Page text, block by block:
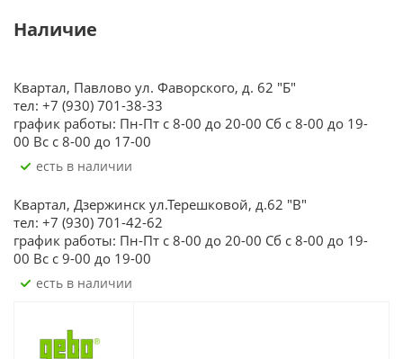
Наличие
Квартал, Павлово ул. Фаворского, д. 62 "Б"
тел: +7 (930) 701-38-33
график работы: Пн-Пт с 8-00 до 20-00 Сб с 8-00 до 19-
00 Вс с 8-00 до 17-00
Есть в наличии
Квартал, Дзержинск ул.Терешковой, д.62 "В"
тел: +7 (930) 701-42-62
график работы: Пн-Пт с 8-00 до 20-00 Сб с 8-00 до 19-
00 Вс с 9-00 до 19-00
Есть в наличии